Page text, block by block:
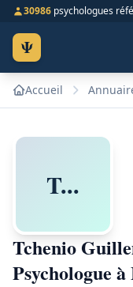
30986 psychologues
Ψ
Accueil
T...
Tchenio
Psychologue